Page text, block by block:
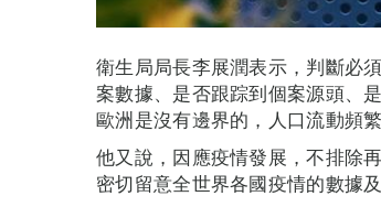
衛生局局長李展潤表示，判斷必
案數據、是否跟踪到個案源頭、
歐洲是沒有邊界的，人口流動頻
他又說，因應疫情發展，不排除
密切留意全世界各國疫情的數據